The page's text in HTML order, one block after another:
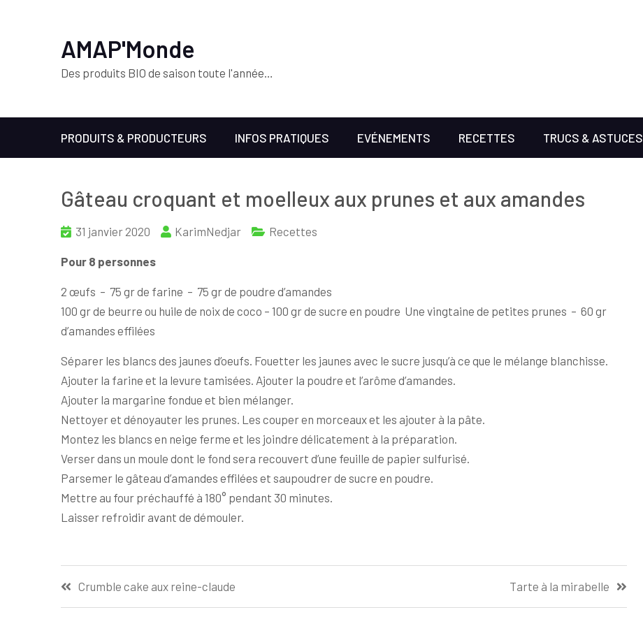
AMAP'Monde
Des produits BIO de saison toute l'année…
PRODUITS & PRODUCTEURS INFOS PRATIQUES EVÉNEMENTS RECETTES TRUCS & ASTUCES
Gâteau croquant et moelleux aux prunes et aux amandes
31 janvier 2020 KarimNedjar Recettes
Pour 8 personnes
2 œufs – 75 gr de farine – 75 gr de poudre d’amandes
100 gr de beurre ou huile de noix de coco – 100 gr de sucre en poudre Une vingtaine de petites prunes – 60 gr
d’amandes effilées
Séparer les blancs des jaunes d’oeufs. Fouetter les jaunes avec le sucre jusqu’à ce que le mélange blanchisse.
Ajouter la farine et la levure tamisées. Ajouter la poudre et l’arôme d’amandes.
Ajouter la margarine fondue et bien mélanger.
Nettoyer et dénoyauter les prunes. Les couper en morceaux et les ajouter à la pâte.
Montez les blancs en neige ferme et les joindre délicatement à la préparation.
Verser dans un moule dont le fond sera recouvert d’une feuille de papier sulfurisé.
Parsemer le gâteau d’amandes effilées et saupoudrer de sucre en poudre.
Mettre au four préchauffé à 180° pendant 30 minutes.
Laisser refroidir avant de démouler.
Navigation
de
Crumble cake aux reine-claude Tarte à la mirabelle